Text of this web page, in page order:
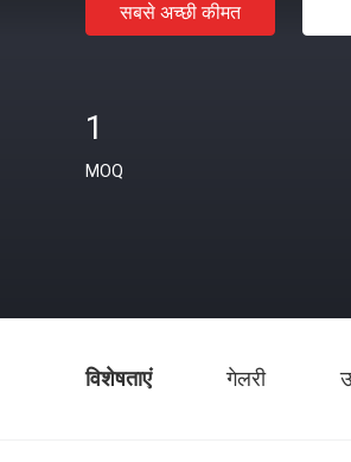
सबसे अच्छी कीमत
1
MOQ
विशेषताएं गेलरी